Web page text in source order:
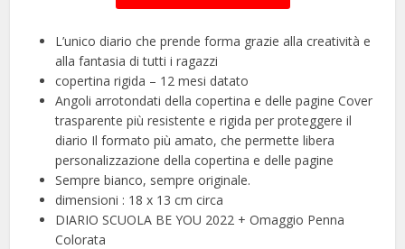
L’unico diario che prende forma grazie alla creatività e
alla fantasia di tutti i ragazzi
copertina rigida – 12 mesi datato
Angoli arrotondati della copertina e delle pagine Cover
trasparente più resistente e rigida per proteggere il
diario Il formato più amato, che permette libera
personalizzazione della copertina e delle pagine
Sempre bianco, sempre originale.
dimensioni : 18 x 13 cm circa
DIARIO SCUOLA BE YOU 2022 + Omaggio Penna
Colorata